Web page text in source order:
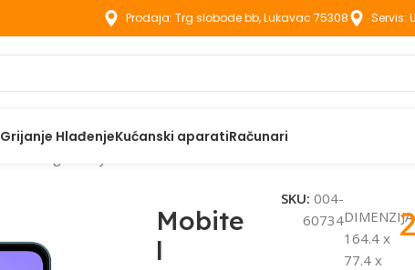
Prodaja: Trg slobode bb, Lukavac 75308 Servis:
Grijanje HlađenjeKućanski aparatiRačunari
Mobite
l
SKU: 004-
60734DIMENZIJA
164.4 x
77.4 x